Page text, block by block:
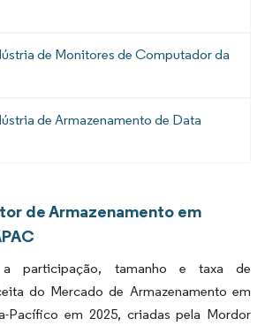
de Monitores de Computador da
de Armazenamento de Data
de Armazenamento em
a participação, tamanho e taxa de
do Mercado de Armazenamento em
Pacífico em 2025, criadas pela Mordor